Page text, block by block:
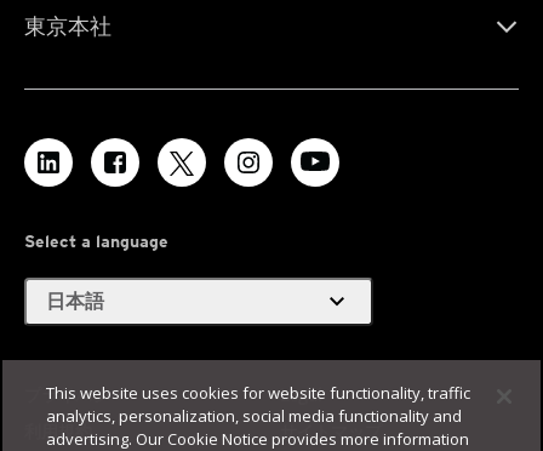
東京本社
Select a language
日本語 expand_more
プライバシー
Legal
利用規約
サイトマップ
This website uses cookies for website functionality, traffic
analytics, personalization, social media functionality and
advertising. Our Cookie Notice provides more information